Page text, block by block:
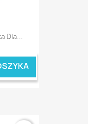
Dla...